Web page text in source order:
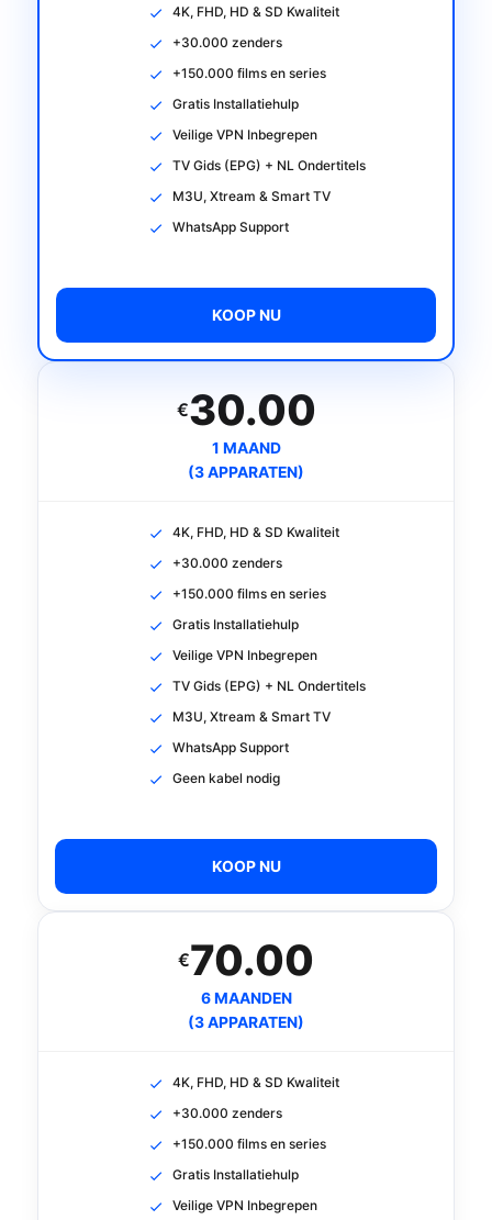
4K, FHD, HD & SD Kwaliteit
+30.000 zenders
+150.000 films en series
Gratis Installatiehulp
Veilige VPN Inbegrepen
TV Gids (EPG) + NL Ondertitels
M3U, Xtream & Smart TV
WhatsApp Support
KOOP NU
€30.00
1 MAAND
(3 APPARATEN)
4K, FHD, HD & SD Kwaliteit
+30.000 zenders
+150.000 films en series
Gratis Installatiehulp
Veilige VPN Inbegrepen
TV Gids (EPG) + NL Ondertitels
M3U, Xtream & Smart TV
WhatsApp Support
Geen kabel nodig
KOOP NU
€70.00
6 MAANDEN
(3 APPARATEN)
4K, FHD, HD & SD Kwaliteit
+30.000 zenders
+150.000 films en series
Gratis Installatiehulp
Veilige VPN Inbegrepen